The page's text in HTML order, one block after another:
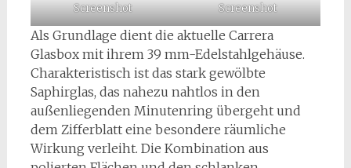
Screenshot Screenshot
Als Grundlage dient die aktuelle Carrera
Glasbox mit ihrem 39 mm-Edelstahlgehäuse.
Charakteristisch ist das stark gewölbte
Saphirglas, das nahezu nahtlos in den
außenliegenden Minutenring übergeht und
dem Zifferblatt eine besondere räumliche
Wirkung verleiht. Die Kombination aus